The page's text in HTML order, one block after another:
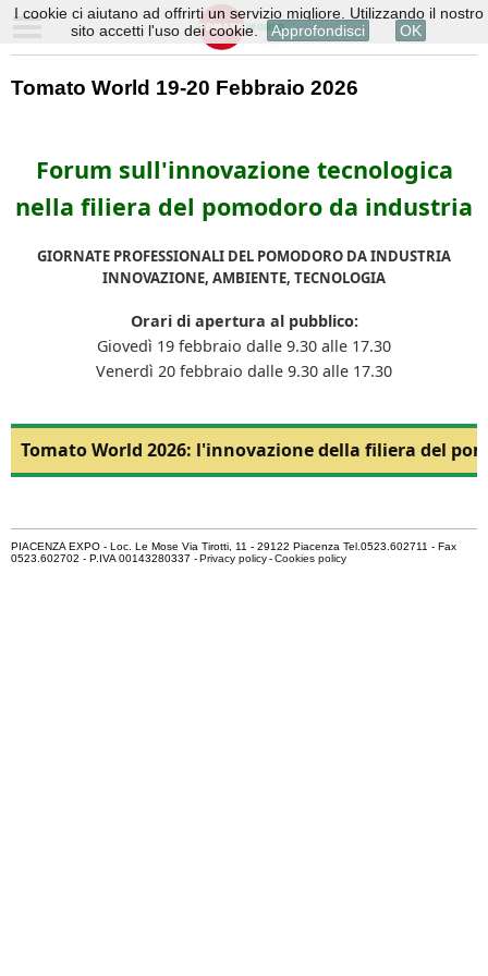
Tomato World 19-20 Febbraio 2026
Forum sull'innovazione tecnologica
nella filiera del pomodoro da industria
GIORNATE PROFESSIONALI DEL POMODORO DA INDUSTRIA
INNOVAZIONE, AMBIENTE, TECNOLOGIA
Orari di apertura al pubblico:
Giovedì 19 febbraio dalle 9.30 alle 17.30
Venerdì 20 febbraio dalle 9.30 alle 17.30
Tomato World 2026: l'innovazione della filiera del
PIACENZA EXPO - Loc. Le Mose Via Tirotti, 11 - 29122 Piacenza Tel.0523.602711 - Fax
0523.602702 - P.IVA 00143280337 -Privacy policy-Cookies policy
I cookie ci aiutano ad offrirti un servizio migliore. Utilizzando il nostro
sito accetti l'uso dei cookie.
Approfondisci OK